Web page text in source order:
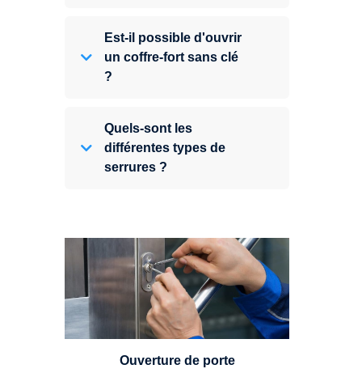
Est-il possible d'ouvrir
un coffre-fort sans clé
?
Quels-sont les
différentes types de
serrures ?
Vous avez perdu vos clés ou la
porte s'est refermée derrière vous
? Un serrurier est disponible
24h/7.
Ouverture de porte